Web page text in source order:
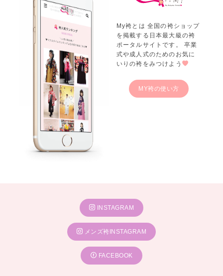
My袴とは 全国の袴ショップ
を掲載する日本最大級の袴
ポータルサイトです。 卒業
式や成人式のためのお気に
いりの袴をみつけよう
MY袴の使い方
INSTAGRAM
メンズ袴INSTAGRAM
FACEBOOK